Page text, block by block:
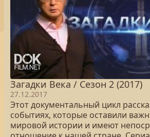
Загадки Века / Сезон 2 (2017)
27.12.2017
Этот документальный цикл
событиях, которые оставили
мировой истории и имеют